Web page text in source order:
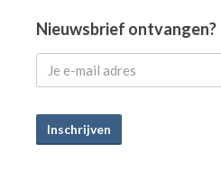
Nieuwsbrief ontvangen?
Inschrijven